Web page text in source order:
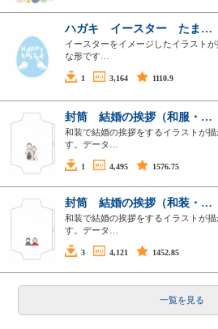
ハガキ イースター たま…
イースターをイメージしたイラスト
な形です…
1 3,164 1110.9
封筒 結婚の挨拶（和服・…
和装で結婚の挨拶をするイラストが
す。データ…
1 4,495 1576.75
封筒 結婚の挨拶（和装・…
和装で結婚の挨拶をするイラストが
す。データ…
3 4,121 1452.85
一覧を見る